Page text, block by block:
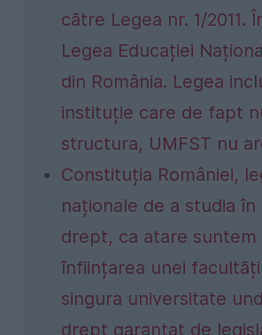
către Legea nr. 1/
Legea Educației
din România. Legea
instituție care de fapt
structura, UMFST nu
Constituția României,
naționale de a studia
drept, ca atare
înființarea unei facultăți
singura universitate
drept garantat de